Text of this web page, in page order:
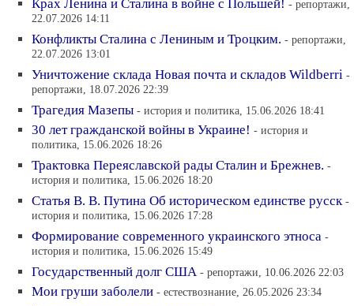
Крах Ленина и Сталина в войне с Польшей! - репортажи,
22.07.2026 14:11
Конфликты Сталина с Лениным и Троцким. - репортажи,
22.07.2026 13:01
Уничтожение склада Новая почта и складов Wildberri -
репортажи, 18.07.2026 22:39
Трагедия Мазепы - история и политика, 15.06.2026 18:41
30 лет гражданской войны в Украине! - история и
политика, 15.06.2026 18:26
Трактовка Переяславской рады Сталин и Брежнев. -
история и политика, 15.06.2026 18:20
Статья В. В. Путина Об историческом единстве русск -
история и политика, 15.06.2026 17:28
Формирование современного украинского этноса -
история и политика, 15.06.2026 15:49
Государственный долг США - репортажи, 10.06.2026 22:03
Мои груши заболели - естествознание, 26.05.2026 23:34